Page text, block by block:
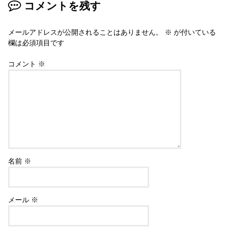
コメントを残す
メールアドレスが公開されることはありません。 ※ が付いている
欄は必須項目です
コメント ※
名前 ※
メール ※